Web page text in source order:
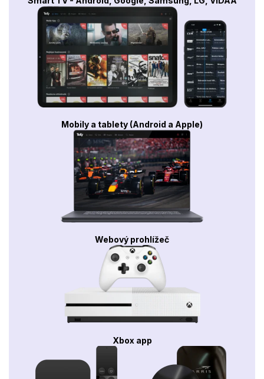
Mobily a tablety (Android a Apple)
Webový prohlížeč
Xbox app